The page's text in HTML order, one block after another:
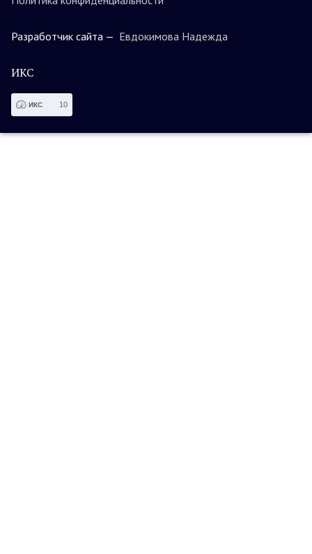
Разработчик сайта — Евдокимова Надежда
ИКС
ИКС 10